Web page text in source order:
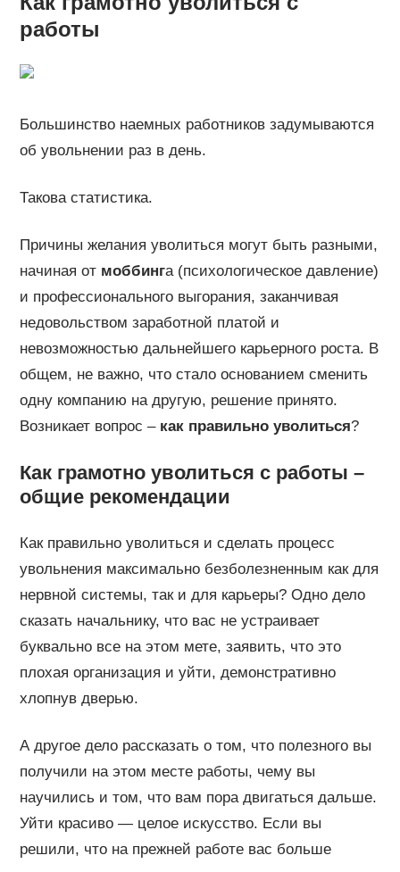
работы
Большинство наемных работников задумываются
об увольнении раз в день.
Такова статистика.
Причины желания уволиться могут быть разными,
начиная от моббинга (психологическое давление)
и профессионального выгорания, заканчивая
недовольством заработной платой и
невозможностью дальнейшего карьерного роста. В
общем, не важно, что стало основанием сменить
одну компанию на другую, решение принято.
Возникает вопрос – как правильно уволиться?
Как грамотно уволиться с работы –
общие рекомендации
Как правильно уволиться и сделать процесс
увольнения максимально безболезненным как для
нервной системы, так и для карьеры? Одно дело
сказать начальнику, что вас не устраивает
буквально все на этом мете, заявить, что это
плохая организация и уйти, демонстративно
хлопнув дверью.
А другое дело рассказать о том, что полезного вы
получили на этом месте работы, чему вы
научились и том, что вам пора двигаться дальше.
Уйти красиво — целое искусство. Если вы
решили, что на прежней работе вас больше